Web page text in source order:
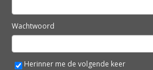
Wachtwoord
Herinner me de volgende keer